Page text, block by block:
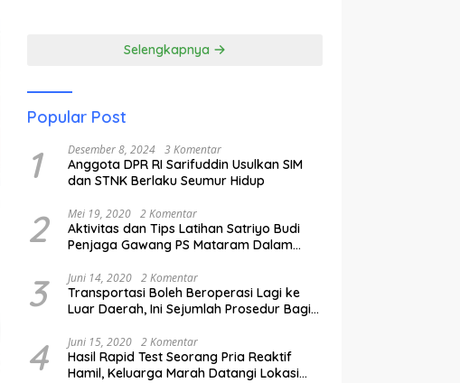
Selengkapnya
Popular Post
1 Desember 8, 2024 3 Komentar
Anggota DPR RI Sarifuddin Usulkan SIM
dan STNK Berlaku Seumur Hidup
2 Mei 19, 2020 2 Komentar
Aktivitas dan Tips Latihan Satriyo Budi
Penjaga Gawang PS Mataram Dalam
3 Juni 14, 2020 2 Komentar
Transportasi Boleh Beroperasi Lagi ke
Luar Daerah, Ini Sejumlah Prosedur Bagi
4 Juni 15, 2020 2 Komentar
Hasil Rapid Test Seorang Pria Reaktif
Hamil, Keluarga Marah Datangi Lokasi